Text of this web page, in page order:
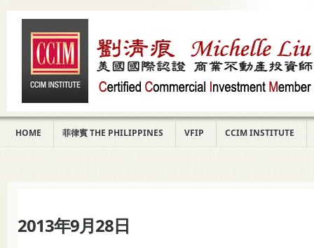
HOME 菲律賓 THE PHILIPPINES VFIP CCIM INSTITUTE
2013年9月28日